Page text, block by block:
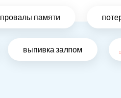
провалы памяти
выпивка залпом